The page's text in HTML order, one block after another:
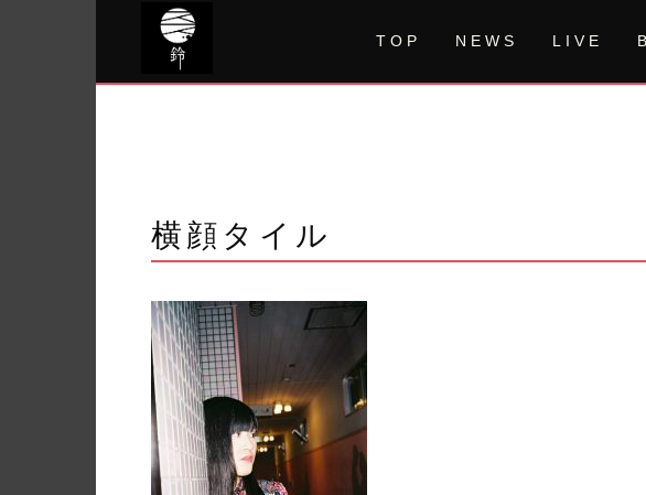
TOP NEWS LIVE
横顔タイル